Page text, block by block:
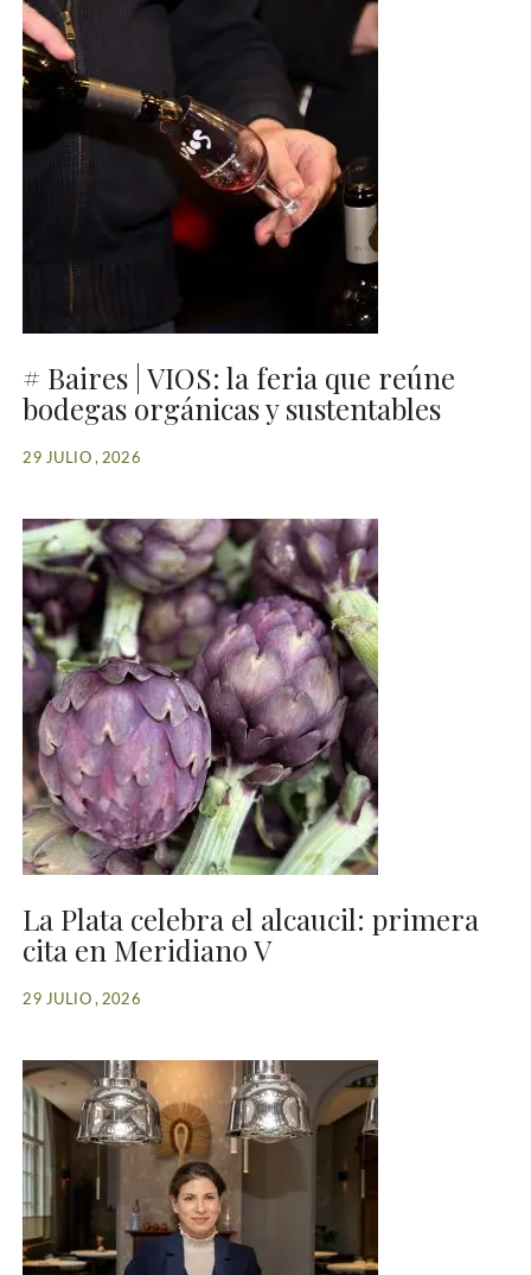
# Baires | VIOS: la feria que reúne
bodegas orgánicas y sustentables
29 JULIO , 2026
La Plata celebra el alcaucil: primera
cita en Meridiano V
29 JULIO , 2026